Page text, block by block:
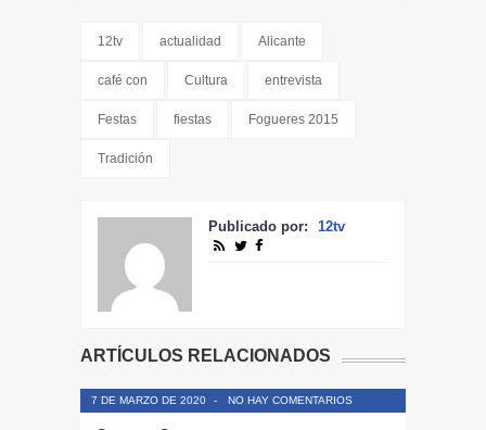
12tv actualidad Alicante
café con Cultura entrevista
Festas fiestas Fogueres 2015
Tradición
Publicado por: 12tv
ARTÍCULOS RELACIONADOS
7 DE MARZO DE 2020 - NO HAY COMENTARIOS